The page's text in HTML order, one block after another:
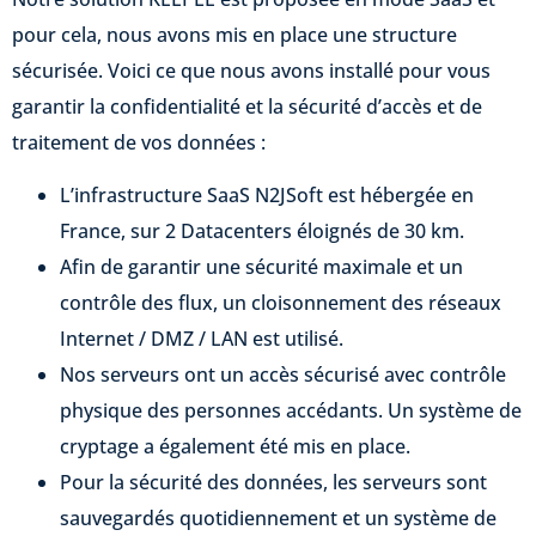
pour cela, nous avons mis en place une structure
sécurisée. Voici ce que nous avons installé pour vous
garantir la confidentialité et la sécurité d’accès et de
traitement de vos données :
L’infrastructure SaaS N2JSoft est hébergée en
France, sur 2 Datacenters éloignés de 30 km.
Afin de garantir une sécurité maximale et un
contrôle des flux, un cloisonnement des réseaux
Internet / DMZ / LAN est utilisé.
Nos serveurs ont un accès sécurisé avec contrôle
physique des personnes accédants. Un système de
cryptage a également été mis en place.
Pour la sécurité des données, les serveurs sont
sauvegardés quotidiennement et un système de